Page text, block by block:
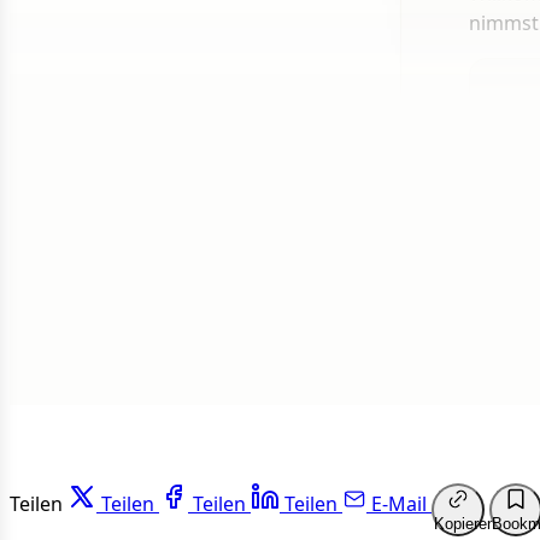
Teilen Teilen Teilen Teilen E-Mail
Kopieren